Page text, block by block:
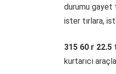
durumu gayet
ister tırlara,
315 60 r 22.5
kurtarıcı